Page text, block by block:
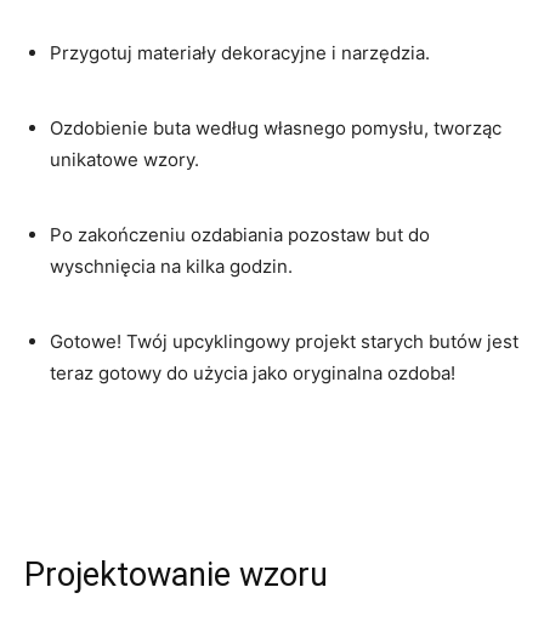
Przygotuj ‍materiały dekoracyjne i narzędzia.
Ozdobienie buta ​według własnego pomysłu, ⁢tworząc
unikatowe wzory.
Po zakończeniu‍ ozdabiania pozostaw but do
wyschnięcia na kilka ‌godzin.
Gotowe! Twój upcyklingowy projekt starych butów jest
teraz gotowy do‍ użycia jako‌ oryginalna ozdoba!
Projektowanie wzoru